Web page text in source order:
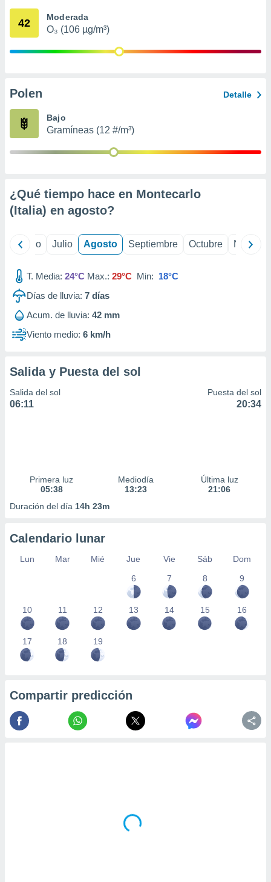
e
publicidad
1199
42 Moderada
O₃ (106 µg/m³)
Polen Detalle
Bajo
Gramíneas (12 #/m³)
¿Qué tiempo hace en Montecarlo
(Italia) en agosto?
Junio Julio Agosto Septiembre Octubre
T. Media: 24°C Max.: 29°C Min: 18°C
Días de lluvia: 7 días
Acum. de lluvia: 42 mm
Viento medio: 6 km/h
Salida y Puesta del sol
Salida del sol
06:11
Puesta del sol
20:34
Primera luz
05:38
Mediodía
13:23
Última luz
21:06
Duración del día 14h 23m
Calendario lunar
Lun Mar Mié Jue Vie Sáb
Dom
6
7 8 9
10 11 12 13 14 15 16
17 18 19
Compartir predicción